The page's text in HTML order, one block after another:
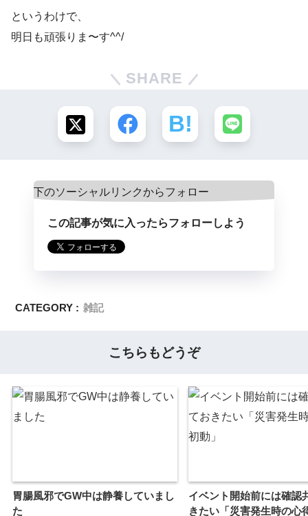
というわけで、
明日も頑張りま〜す^^/
SHARE
この記事が気に入ったらフォローしよう
CATEGORY : 雑記
こちらもどうぞ
胃腸風邪でGW中は静養していまし
た
イベント開始前には確認
きたい「災害発生時の心